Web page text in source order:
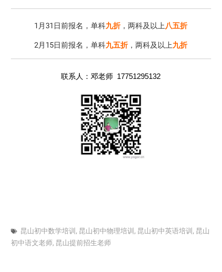
1月31日前报名，单科九折，两科及以上八五折
2月15日前报名，单科九五折，两科及以上九折
联系人：邓老师 17751295132
昆山初中数学培训, 昆山初中物理培训, 昆山初中英语培训, 昆山
初中语文老师, 昆山提前招生老师